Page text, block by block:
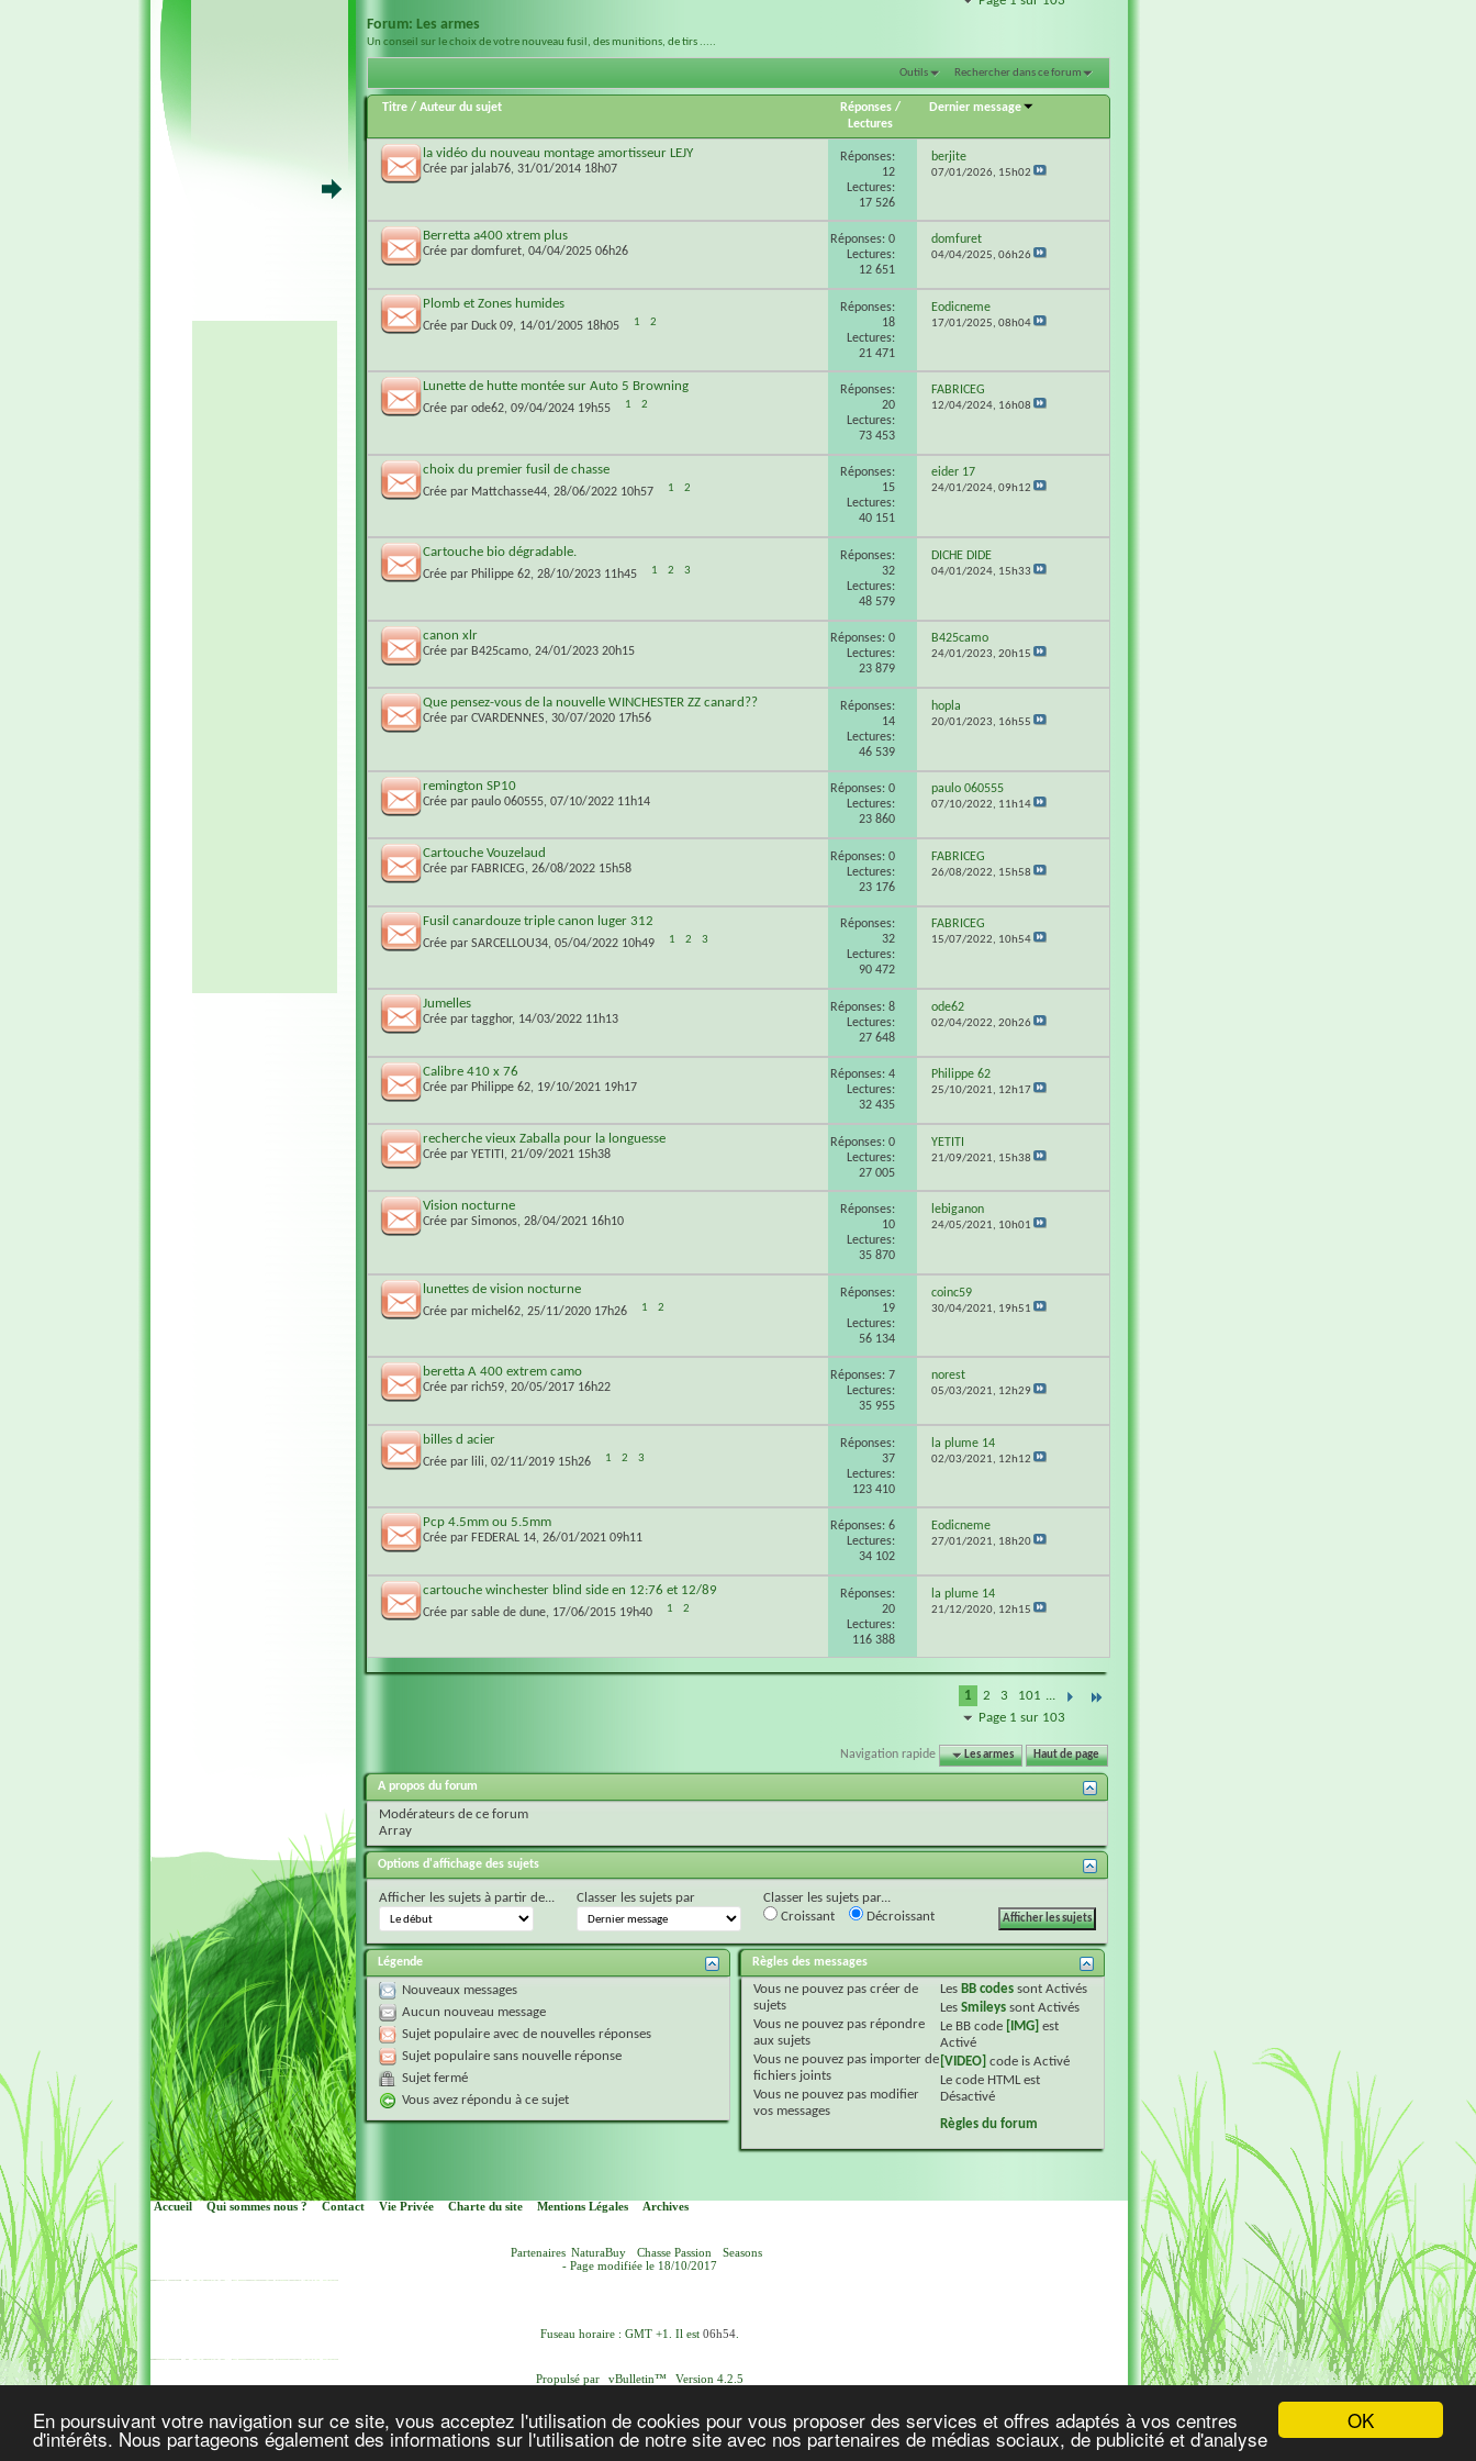
OK
En poursuivant votre navigation sur ce site, vous acceptez l'utilisation de cookies pour vous proposer des services et offres adaptés à vos centres
d'intérêts. Nous partageons également des informations sur l'utilisation de notre site avec nos partenaires de médias sociaux, de publicité et d'analyse
Forum: Les armes
Un conseil sur le choix de votre nouveau fusil, des munitions, de tirs .....
Outils Rechercher dans ce forum
Titre / Auteur du sujet Réponses /
Lectures
Dernier message
la vidéo du nouveau montage amortisseur LEJY
Crée par jalab76, 31/01/2014 18h07
Réponses:
12
Lectures:
17 526
berjite
07/01/2026, 15h02
Berretta a400 xtrem plus
Crée par domfuret, 04/04/2025 06h26
Réponses: 0
Lectures:
12 651
domfuret
04/04/2025, 06h26
Plomb et Zones humides
Crée par Duck 09, 14/01/2005 18h05 1 2
Réponses:
18
Lectures:
21 471
Eodicneme
17/01/2025, 08h04
Lunette de hutte montée sur Auto 5 Browning
Crée par ode62, 09/04/2024 19h55 1 2
Réponses:
20
Lectures:
73 453
FABRICEG
12/04/2024, 16h08
choix du premier fusil de chasse
Crée par Mattchasse44, 28/06/2022 10h57 1 2
Réponses:
15
Lectures:
40 151
eider 17
24/01/2024, 09h12
Cartouche bio dégradable.
Crée par Philippe 62, 28/10/2023 11h45 1 2 3
Réponses:
32
Lectures:
48 579
DICHE DIDE
04/01/2024, 15h33
canon xlr
Crée par B425camo, 24/01/2023 20h15
Réponses: 0
Lectures:
23 879
B425camo
24/01/2023, 20h15
Que pensez-vous de la nouvelle WINCHESTER ZZ canard??
Crée par CVARDENNES, 30/07/2020 17h56
Réponses:
14
Lectures:
46 539
hopla
20/01/2023, 16h55
remington SP10
Crée par paulo 060555, 07/10/2022 11h14
Réponses: 0
Lectures:
23 860
paulo 060555
07/10/2022, 11h14
Cartouche Vouzelaud
Crée par FABRICEG, 26/08/2022 15h58
Réponses: 0
Lectures:
23 176
FABRICEG
26/08/2022, 15h58
Fusil canardouze triple canon luger 312
Crée par SARCELLOU34, 05/04/2022 10h49 1 2 3
Réponses:
32
Lectures:
90 472
FABRICEG
15/07/2022, 10h54
Jumelles
Crée par tagghor, 14/03/2022 11h13
Réponses: 8
Lectures:
27 648
ode62
02/04/2022, 20h26
Calibre 410 x 76
Crée par Philippe 62, 19/10/2021 19h17
Réponses: 4
Lectures:
32 435
Philippe 62
25/10/2021, 12h17
recherche vieux Zaballa pour la longuesse
Crée par YETITI , 21/09/2021 15h38
Réponses: 0
Lectures:
27 005
YETITI
21/09/2021, 15h38
Vision nocturne
Crée par Simonos, 28/04/2021 16h10
Réponses:
10
Lectures:
35 870
lebiganon
24/05/2021, 10h01
lunettes de vision nocturne
Crée par michel62, 25/11/2020 17h26 1 2
Réponses:
19
Lectures:
56 134
coinc59
30/04/2021, 19h51
beretta A 400 extrem camo
Crée par rich59, 20/05/2017 16h22
Réponses: 7
Lectures:
35 955
norest
05/03/2021, 12h29
billes d acier
Crée par lili, 02/11/2019 15h26 1 2 3
Réponses:
37
Lectures:
123 410
la plume 14
02/03/2021, 12h12
Pcp 4.5mm ou 5.5mm
Crée par FEDERAL 14, 26/01/2021 09h11
Réponses: 6
Lectures:
34 102
Eodicneme
27/01/2021, 18h20
cartouche winchester blind side en 12:76 et 12/89
Crée par sable de dune, 17/06/2015 19h40 1 2
Réponses:
20
Lectures:
116 388
la plume 14
21/12/2020, 12h15
1 2 3 101 ...
Page 1 sur 103
Navigation rapide Les armes Haut de page
A propos du forum
Modérateurs de ce forum
Array
Options d'affichage des sujets
Afficher les sujets à partir de... Classer les sujets par
Classer les sujets par...
Croissant
Décroissant
Légende
Nouveaux messages
Aucun nouveau message
Sujet populaire avec de nouvelles réponses
Sujet populaire sans nouvelle réponse
Sujet fermé
Vous avez répondu à ce sujet
Règles des messages
Vous ne pouvez pascréer de
sujets
Vous ne pouvez pasrépondre
aux sujets
Vous ne pouvez pasimporter de
fichiers joints
Vous ne pouvez pasmodifier
vos messages
Les BB codessont Activés
Les Smileyssont Activés
Le BB code
[IMG] est
Activé
[VIDEO] code is Activé
Le code HTML est
Désactivé
Règles du forum
Accueil Qui sommes nous ? Contact Vie Privée Charte du site Mentions Légales Archives
Partenaires NaturaBuy Chasse Passion
Seasons
- Page modifiée le 18/10/2017
Fuseau horaire : GMT +1. Il est 06h54.
Propulsé par vBulletin™
Version 4.2.5